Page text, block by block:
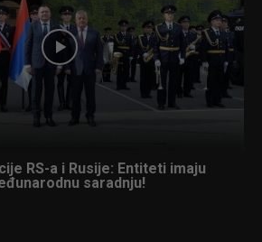
RS-a i Rusije: Entiteti imaju
saradnju!